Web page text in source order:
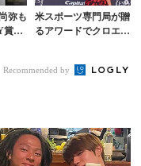
弥も
賞。
米スポーツ専門局が贈
るアワードでクロエ・
Recommended by